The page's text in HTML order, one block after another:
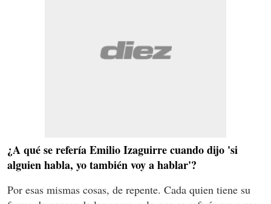
¿A qué se refería Emilio Izaguirre cuando dijo 'si
alguien habla, yo también voy a hablar'?
Por esas mismas cosas, de repente. Cada quien tiene su